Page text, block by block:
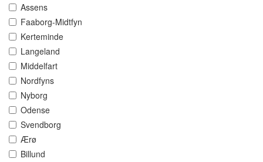
Assens
Faaborg-Midtfyn
Kerteminde
Langeland
Middelfart
Nordfyns
Nyborg
Odense
Svendborg
Ærø
Billund